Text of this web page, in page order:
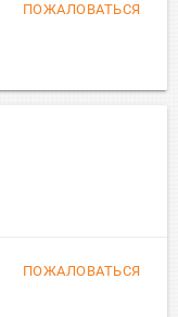
ПОЖАЛОВАТЬСЯ
ПОЖАЛОВАТЬСЯ